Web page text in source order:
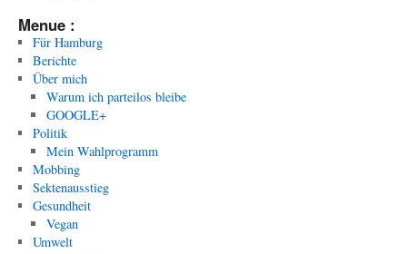
Menue :
Für Hamburg
Berichte
Über mich
Warum ich parteilos bleibe
GOOGLE+
Politik
Mein Wahlprogramm
Mobbing
Sektenausstieg
Gesundheit
Vegan
Umwelt